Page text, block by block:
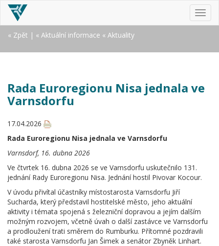
« Zpět | « Aktuální informace « Aktuality
Rada Euroregionu Nisa jednala ve
Varnsdorfu
17.04.2026
Rada Euroregionu Nisa jednala ve Varnsdorfu
Varnsdorf, 16. dubna 2026
Ve čtvrtek 16. dubna 2026 se ve Varnsdorfu uskutečnilo 131.
jednání Rady Euroregionu Nisa. Jednání hostil Pivovar Kocour.
V úvodu přivítal účastníky místostarosta Varnsdorfu Jiří
Sucharda, který představil hostitelské město, jeho aktuální
aktivity i témata spojená s železniční dopravou a jejím dalším
možným rozvojem, včetně úvah o další zastávce ve Varnsdorfu
a prodloužení trati směrem do Rumburku. Přítomné pozdravili
také starosta Varnsdorfu Jan Šimek a senátor Zbyněk Linhart.